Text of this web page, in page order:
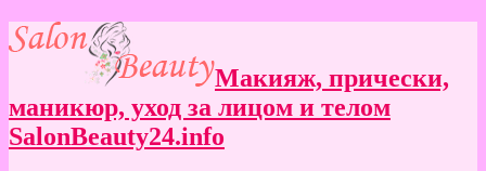
Макияж, прически,
маникюр, уход за лицом и телом
SalonBeauty24.info